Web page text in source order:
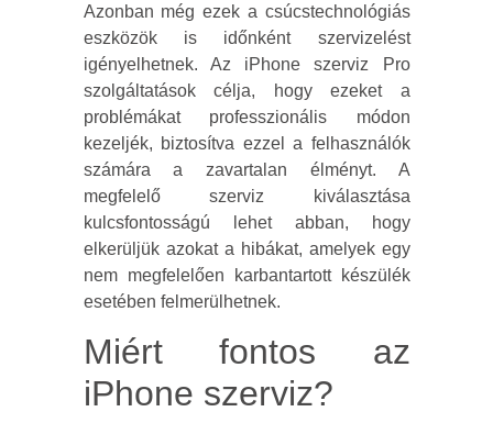
Azonban még ezek a csúcstechnológiás
eszközök is időnként szervizelést
igényelhetnek. Az iPhone szerviz Pro
szolgáltatások célja, hogy ezeket a
problémákat professzionális módon
kezeljék, biztosítva ezzel a felhasználók
számára a zavartalan élményt. A
megfelelő szerviz kiválasztása
kulcsfontosságú lehet abban, hogy
elkerüljük azokat a hibákat, amelyek egy
nem megfelelően karbantartott készülék
esetében felmerülhetnek.
Miért fontos az
iPhone szerviz?